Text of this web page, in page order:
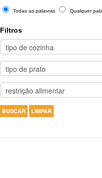
Todas as palavras Qualquer
Filtros